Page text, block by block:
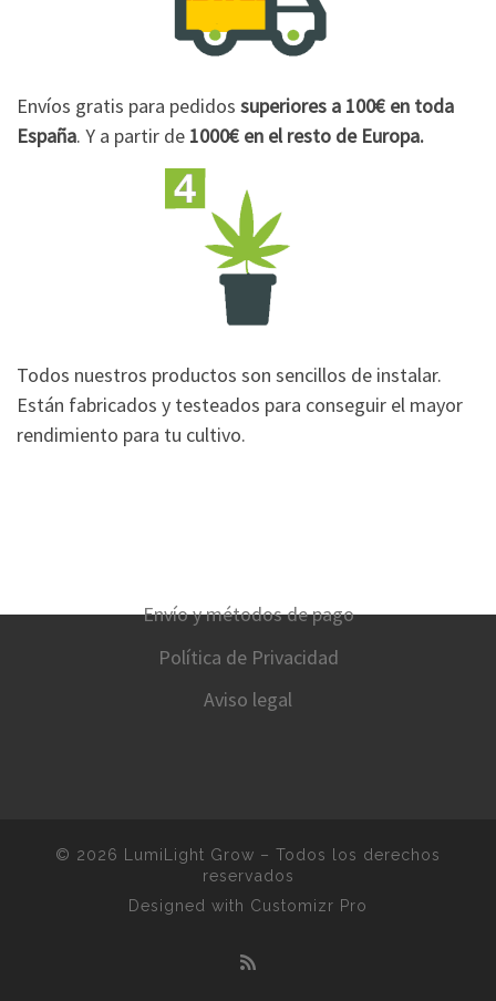
Envíos gratis para pedidos superiores a 100€ en toda
España. Y a partir de 1000€ en el resto de Europa.
Todos nuestros productos son sencillos de instalar.
Están fabricados y testeados para conseguir el mayor
rendimiento para tu cultivo.
Envío y métodos de pago
Política de Privacidad
Aviso legal
© 2026 LumiLight Grow – Todos los derechos
reservados
Designed with Customizr Pro